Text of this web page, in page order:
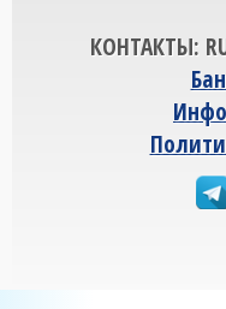
КОНТАКТЫ: